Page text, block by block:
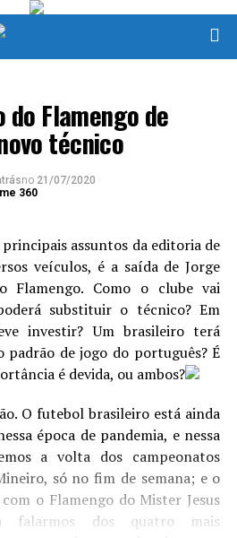
Flamengo de
técnico
no 21/07/2020
360
assuntos da editoria de
veículos, é a saída de Jorge
Flamengo. Como o clube vai
substituir o técnico? Em
investir? Um brasileiro terá
padrão de jogo do português? É
é devida, ou ambos?
O futebol brasileiro está ainda
época de pandemia, e nessa
a volta dos campeonatos
só no fim de semana; e o
o Flamengo do Mister Jesus
falarmos dos quatro mais